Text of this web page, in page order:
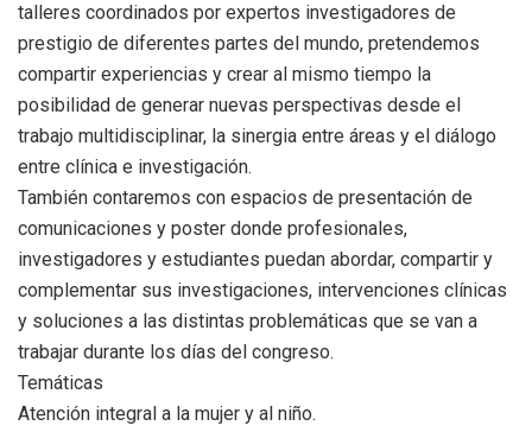
talleres coordinados por expertos investigadores de
prestigio de diferentes partes del mundo, pretendemos
compartir experiencias y crear al mismo tiempo la
posibilidad de generar nuevas perspectivas desde el
trabajo multidisciplinar, la sinergia entre áreas y el diálogo
entre clínica e investigación.
También contaremos con espacios de presentación de
comunicaciones y poster donde profesionales,
investigadores y estudiantes puedan abordar, compartir y
complementar sus investigaciones, intervenciones clínicas
y soluciones a las distintas problemáticas que se van a
trabajar durante los días del congreso.
Temáticas
Atención integral a la mujer y al niño.